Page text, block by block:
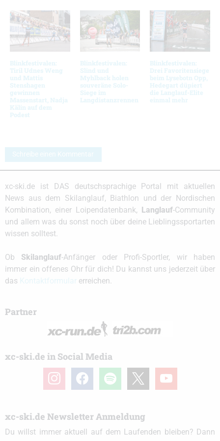
Blinkfestivalen:
Tiril Udnes Weng
und Mattis
Stenshagen
gewinnen
Massenstart, Nadja
Kälin auf dem
Podest
Blinkfestivalen:
Slind und
Myhlback holen
souveräne Solo-
Siege im
Langdistanzrennen
Blinkfestivalen:
Drei Favoritensiege
beim Lysebotn Opp,
Hedegart düpiert
die Langlauf-Elite
einmal mehr
Schreibe einen Kommentar
xc-ski.de ist DAS deutschsprachige Portal mit aktuellen
News aus dem Skilanglauf, Biathlon und der Nordischen
Kombination, einer Loipendatenbank, Langlauf-Community
und allem was du sonst noch über deine Lieblingssportarten
wissen solltest.
Ob Skilanglauf-Anfänger oder Profi-Sportler, wir haben
immer ein offenes Ohr für dich! Du kannst uns jederzeit über
das
erreichen.
Partner
xc-ski.de in Social Media
instagramfacebook spotify youtube
xc-ski.de Newsletter Anmeldung
Du willst immer aktuell auf dem Laufenden bleiben? Dann